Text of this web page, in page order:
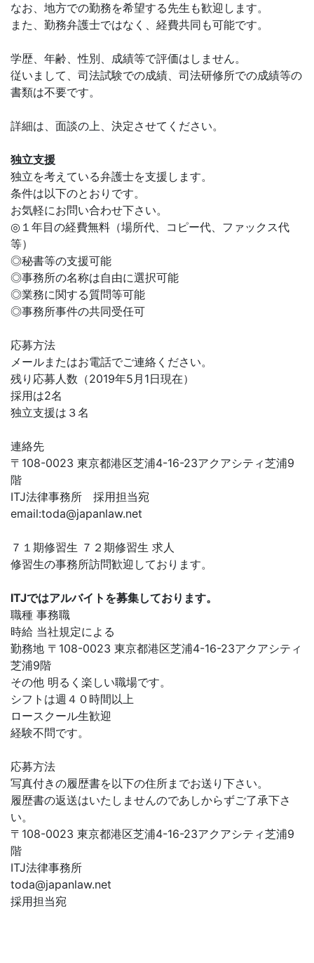
なお、地方での勤務を希望する先生も歓迎します。
また、勤務弁護士ではなく、経費共同も可能です。
学歴、年齢、性別、成績等で評価はしません。
従いまして、司法試験での成績、司法研修所での成績等の
書類は不要です。
詳細は、面談の上、決定させてください。
独立支援
独立を考えている弁護士を支援します。
条件は以下のとおりです。
お気軽にお問い合わせ下さい。
◎１年目の経費無料（場所代、コピー代、ファックス代
等）
◎秘書等の支援可能
◎事務所の名称は自由に選択可能
◎業務に関する質問等可能
◎事務所事件の共同受任可
応募方法
メールまたはお電話でご連絡ください。
残り応募人数（2019年5月1日現在）
採用は2名
独立支援は３名
連絡先
〒108-0023 東京都港区芝浦4-16-23アクアシティ芝浦9
階
ITJ法律事務所 採用担当宛
email:toda@japanlaw.net
７１期修習生 ７２期修習生 求人
修習生の事務所訪問歓迎しております。
ITJではアルバイトを募集しております。
職種 事務職
時給 当社規定による
勤務地 〒108-0023 東京都港区芝浦4-16-23アクアシティ
芝浦9階
その他 明るく楽しい職場です。
シフトは週４０時間以上
ロースクール生歓迎
経験不問です。
応募方法
写真付きの履歴書を以下の住所までお送り下さい。
履歴書の返送はいたしませんのであしからずご了承下さ
い。
〒108-0023 東京都港区芝浦4-16-23アクアシティ芝浦9
階
ITJ法律事務所
toda@japanlaw.net
採用担当宛